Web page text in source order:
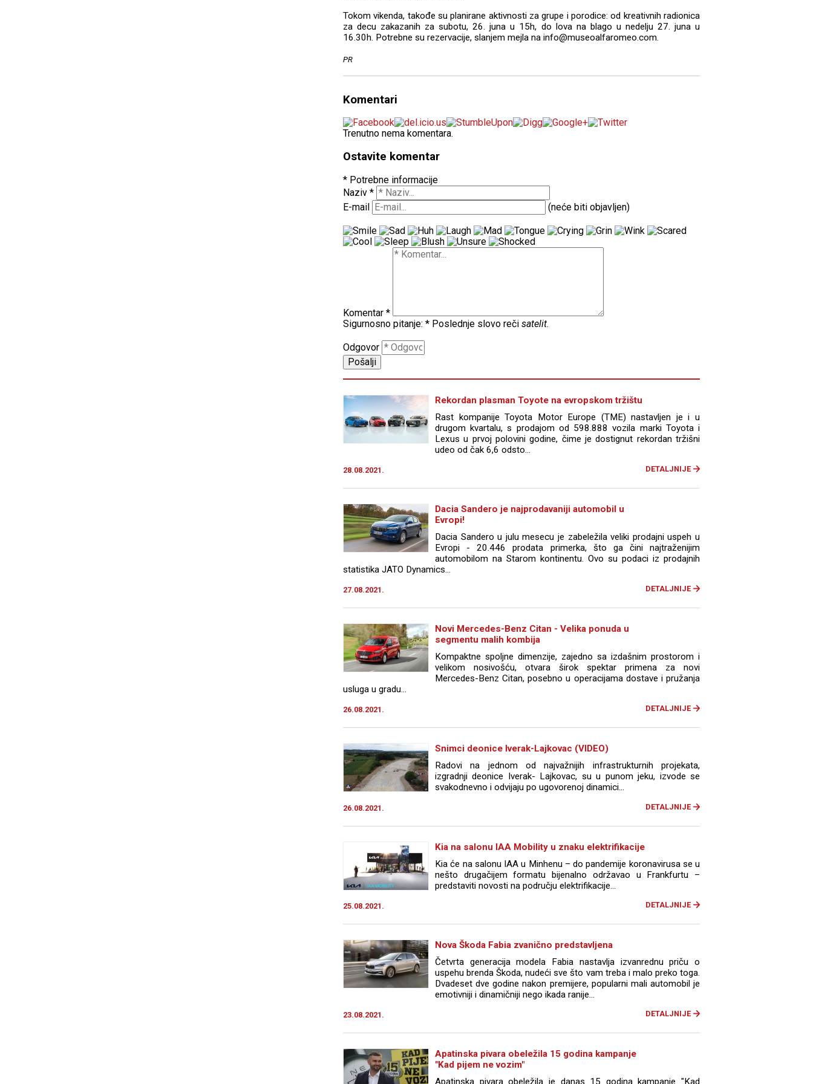
Tokom vikenda, takođe su planirane aktivnosti za grupe i porodice: od kreativnih radionica
za decu zakazanih za subotu, 26. juna u 15h, do lova na blago u nedelju 27. juna u
16.30h. Potrebne su rezervacije, slanjem mejla na info@museoalfaromeo.com.
PR
Komentari
Trenutno nema komentara.
Ostavite komentar
* Potrebne informacije
Naziv *
E-mail
(neće biti objavljen)
Komentar *
Sigurnosno pitanje: * Poslednje slovo reči satelit.
Odgovor
Rekordan plasman Toyote na evropskom tržištu
Rast kompanije Toyota Motor Europe (TME) nastavljen je i u
drugom kvartalu, s prodajom od 598.888 vozila marki Toyota i
Lexus u prvoj polovini godine, čime je dostignut rekordan tržišni
udeo od čak 6,6 odsto...
28.08.2021. DETALJNIJE
Dacia Sandero je najprodavaniji automobil u
Evropi!
Dacia Sandero u julu mesecu je zabeležila veliki prodajni uspeh u
Evropi - 20.446 prodata primerka, što ga čini najtraženijim
automobilom na Starom kontinentu. Ovo su podaci iz prodajnih
statistika JATO Dynamics...
27.08.2021. DETALJNIJE
Novi Mercedes-Benz Citan - Velika ponuda u
segmentu malih kombija
Kompaktne spoljne dimenzije, zajedno sa izdašnim prostorom i
velikom nosivošću, otvara širok spektar primena za novi
Mercedes-Benz Citan, posebno u operacijama dostave i pružanja
usluga u gradu...
26.08.2021. DETALJNIJE
Snimci deonice Iverak-Lajkovac (VIDEO)
Radovi na jednom od najvažnijih infrastrukturnih projekata,
izgradnji deonice Iverak- Lajkovac, su u punom jeku, izvode se
svakodnevno i odvijaju po ugovorenoj dinamici...
26.08.2021. DETALJNIJE
Kia na salonu IAA Mobility u znaku elektrifikacije
Kia će na salonu IAA u Minhenu – do pandemije koronavirusa se u
nešto drugačijem formatu bijenalno održavao u Frankfurtu –
predstaviti novosti na području elektrifikacije...
25.08.2021. DETALJNIJE
Nova Škoda Fabia zvanično predstavljena
Četvrta generacija modela Fabia nastavlja izvanrednu priču o
uspehu brenda Škoda, nudeći sve što vam treba i malo preko toga.
Dvadeset dve godine nakon premijere, popularni mali automobil je
emotivniji i dinamičniji nego ikada ranije...
23.08.2021. DETALJNIJE
Apatinska pivara obeležila 15 godina kampanje
"Kad pijem ne vozim"
Apatinska pivara obeležila je danas 15 godina kampanje "Kad